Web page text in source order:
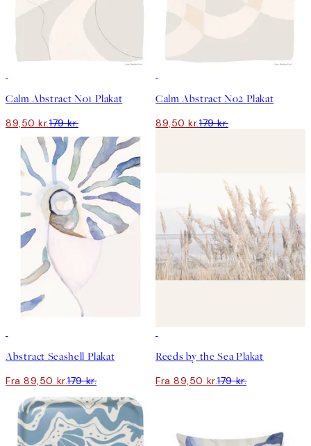
Calm Abstract No1 Plakat
89,50 kr.179 kr.
Calm Abstract No2 Plakat
89,50 kr.179 kr.
Abstract Seashell Plakat
Fra 89,50 kr.179 kr.
Reeds by the Sea Plakat
Fra 89,50 kr.179 kr.